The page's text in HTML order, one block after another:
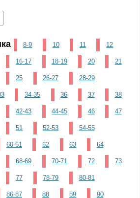
8-9 10 11 12
16-17 18-19 20 21
25 26-27 28-29
34-35 36 37 38
42-43 44-45 46 47
51 52-53 54-55
60-61 62 63 64
68-69 70-71 72 73
77 78-79 80-81
86-87 88 89 90